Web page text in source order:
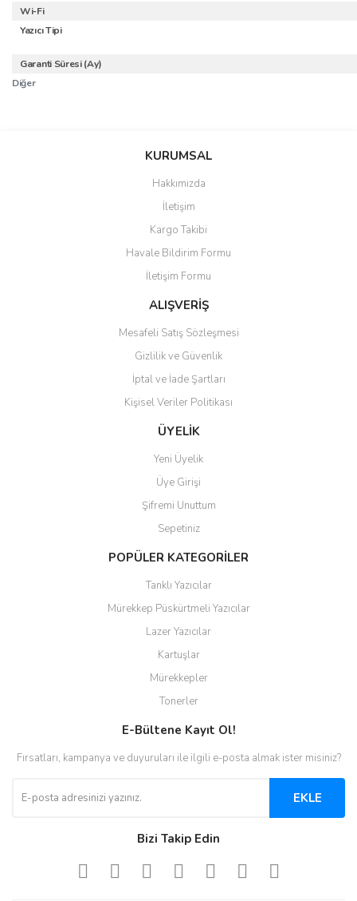
Wi-Fi
Yazıcı Tipi
Diğer
Garanti Süresi (Ay)
Bu ürüne ilk yorumu siz yapın!
Yorum Yaz
Ürün resmi kalitesiz, bozuk veya görüntülenemiyor.
Ürün açıklamasında eksik bilgiler bulunuyor.
Ürün bilgilerinde hatalar bulunuyor.
Ürün fiyatı diğer sitelerden daha pahalı.
Bu ürüne benzer farklı alternatifler olmalı.
Gönder
KURUMSAL
Hakkımızda
İletişim
Kargo Takibi
Havale Bildirim Formu
İletişim Formu
ALIŞVERİŞ
Mesafeli Satış Sözleşmesi
Gizlilik ve Güvenlik
İptal ve İade Şartları
Kişisel Veriler Politikası
ÜYELİK
Yeni Üyelik
Üye Girişi
Şifremi Unuttum
Sepetiniz
POPÜLER KATEGORİLER
Tanklı Yazıcılar
Mürekkep Püskürtmeli Yazıcılar
Lazer Yazıcılar
Kartuşlar
Mürekkepler
Tonerler
E-Bültene Kayıt Ol!
Fırsatları, kampanya ve duyuruları ile ilgili e-posta almak ister misiniz?
EKLE
Bizi Takip Edin